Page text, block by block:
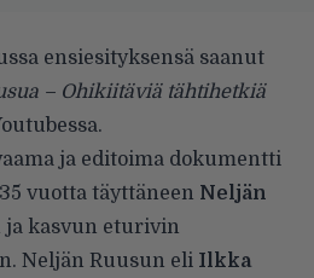
ensiesityksensä saanut
– Ohikiitäviä tähtihetkiä
ja editoima dokumentti
vuotta täyttäneen Neljän
kasvun eturivin
Neljän Ruusun eli Ilkka